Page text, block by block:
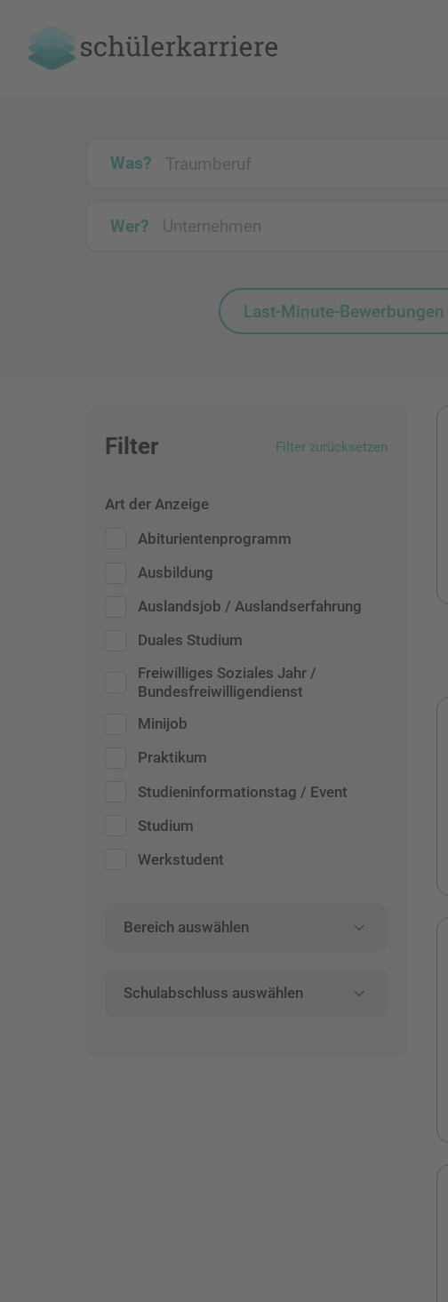
Was?
Wer?
Last-Minute-Bewerbungen
Filter Filter zurücksetzen
Art der Anzeige
Abiturientenprogramm
Ausbildung
Auslandsjob / Auslandserfahrung
Duales Studium
Freiwilliges Soziales Jahr /
Bundesfreiwilligendienst
Minijob
Praktikum
Studieninformationstag / Event
Studium
Werkstudent
Bereich auswählen
Schulabschluss auswählen